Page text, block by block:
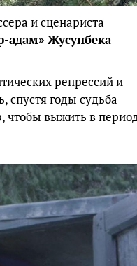
и сценариста
адам» Жусупбека
репрессий и
спустя годы судьба
чтобы выжить в